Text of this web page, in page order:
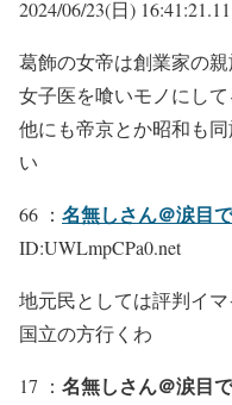
2024/06/23(日)
葛飾の女帝は創業家の
女子医を喰いモノにし
他にも帝京とか昭和も
い
66 ： 名無しさん＠涙目で
ID:UWLmpCPa0.net
地元民としては評判イ
国立の方行くわ
17 ： 名無しさん＠涙目で